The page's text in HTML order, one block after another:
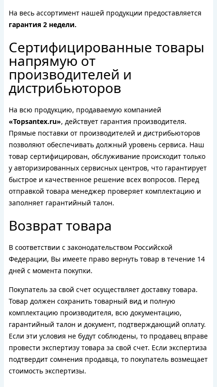
На весь ассортимент нашей продукции предоставляется
гарантия 2 недели.
Сертифицированные товары
напрямую от
производителей и
дистрибьюторов
На всю продукцию, продаваемую компанией
«Topsantex.ru», действует гарантия производителя.
Прямые поставки от производителей и дистрибьюторов
позволяют обеспечивать должный уровень сервиса. Наш
товар сертифицирован, обслуживание происходит только
у авторизированных сервисных центров, что гарантирует
быстрое и качественное решение всех вопросов. Перед
отправкой товара менеджер проверяет комплектацию и
заполняет гарантийный талон.
Возврат товара
В соответствии с законодательством Российской
Федерации, Вы имеете право вернуть товар в течение 14
дней с момента покупки.
Покупатель за свой счет осуществляет доставку товара.
Товар должен сохранить товарный вид и полную
комплектацию производителя, всю документацию,
гарантийный талон и документ, подтверждающий оплату.
Если эти условия не будут соблюдены, то продавец вправе
провести экспертизу товара за свой счет. Если экспертиза
подтвердит сомнения продавца, то покупатель возмещает
стоимость экспертизы.